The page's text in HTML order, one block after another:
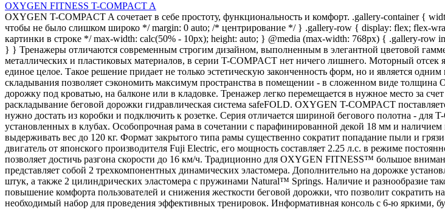
OXYGEN FITNESS T-COMPACT A
OXYGEN T-COMPACT A сочетает в себе простоту, функциональность и комфорт. .gallery-container {
чтобы не было слишком широко */ margin: 0 auto; /* центрирование */ } .gallery-row { display: flex; flex-
картинки в строке */ max-width: calc(50% - 10px); height: auto; } @media (max-width: 768px) { .gallery-
} } Тренажеры отличаются современным строгим дизайном, выполненным в элегантной цветовой
металлических и пластиковых материалов, в серии T-COMPACT нет ничего лишнего. Моторный
единое целое. Такое решение придает не только эстетическую законченность форм, но и является
складывания позволяет сэкономить максимум пространства в помещении - в сложенном виде
дорожку под кроватью, на балконе или в кладовке. Тренажер легко перемещается в нужное место за
раскладывание беговой дорожки гидравлическая система safeFOLD. OXYGEN T-COMPACT
нужно достать из коробки и подключить к розетке. Серия отличается шириной бегового полотна -
установленных в клубах. Особопрочная рама в сочетании с парафинированной декой 18 мм и
выдерживать вес до 120 кг. Формат закрытого типа рамы существенно сократит попадание пыли и
двигатель от японского производителя Fuji Electric, его мощность составляет 2.25 л.с. в режиме
позволяет достичь разгона скорости до 16 км/ч. Традиционно для OXYGEN FITNESS™ большое
представляет собой 2 трехкомпонентных динамических эластомера. Дополнительно на дорожке
штук, а также 2 цилиндрических эластомера с пружинами Natural™ Springs. Наличие и разнообразие
повышение комфорта пользователей и снижения жесткости беговой дорожки, что позволит
необходимый набор для проведения эффективных тренировок. Информативная консоль с 6-ю яркими,